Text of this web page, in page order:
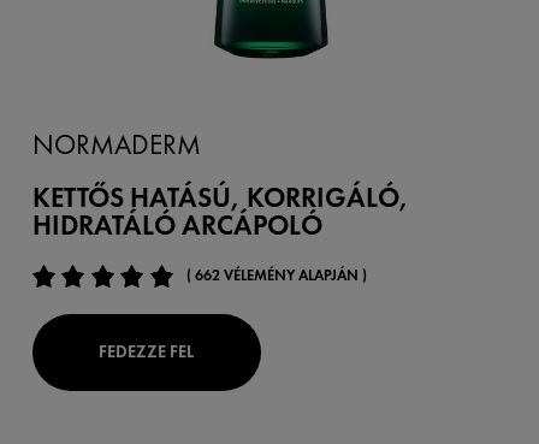
NORMADERM
KETTŐS HATÁSÚ, KORRIGÁLÓ,
HIDRATÁLÓ ARCÁPOLÓ
( 662 VÉLEMÉNY ALAPJÁN )
FEDEZZE FEL